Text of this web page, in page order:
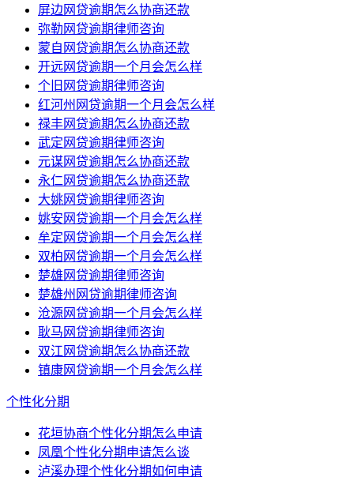
屏边网贷逾期怎么协商还款
弥勒网贷逾期律师咨询
蒙自网贷逾期怎么协商还款
开远网贷逾期一个月会怎么样
个旧网贷逾期律师咨询
红河州网贷逾期一个月会怎么样
禄丰网贷逾期怎么协商还款
武定网贷逾期律师咨询
元谋网贷逾期怎么协商还款
永仁网贷逾期怎么协商还款
大姚网贷逾期律师咨询
姚安网贷逾期一个月会怎么样
牟定网贷逾期一个月会怎么样
双柏网贷逾期一个月会怎么样
楚雄网贷逾期律师咨询
楚雄州网贷逾期律师咨询
沧源网贷逾期一个月会怎么样
耿马网贷逾期律师咨询
双江网贷逾期怎么协商还款
镇康网贷逾期一个月会怎么样
个性化分期
花垣协商个性化分期怎么申请
凤凰个性化分期申请怎么谈
泸溪办理个性化分期如何申请